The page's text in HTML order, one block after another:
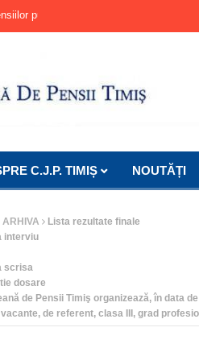
publice
Lista rezultate interviu
Anunt organizare concurs
C.J.P. TIMIȘ NOUTĂȚI
Lista rezultate finale
interviu
scrisa
dosare
de Pensii Timiş organizează, în data
de referent, clasa III, grad